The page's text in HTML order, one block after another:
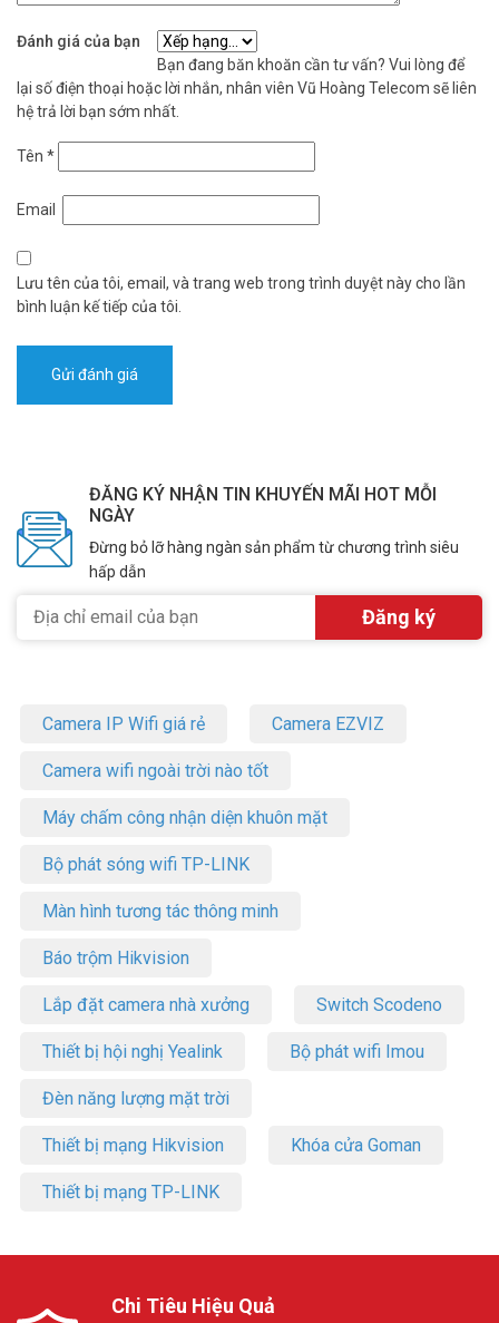
Đánh giá của bạn
Bạn đang băn khoăn cần tư vấn? Vui lòng để
lại số điện thoại hoặc lời nhắn, nhân viên Vũ Hoàng Telecom sẽ liên
hệ trả lời bạn sớm nhất.
Tên *
Email
Lưu tên của tôi, email, và trang web trong trình duyệt này cho lần
bình luận kế tiếp của tôi.
ĐĂNG KÝ NHẬN TIN KHUYẾN MÃI HOT MỖI
NGÀY
Đừng bỏ lỡ hàng ngàn sản phẩm từ chương trình siêu
hấp dẫn
Camera IP Wifi giá rẻ Camera EZVIZ
Camera wifi ngoài trời nào tốt
Máy chấm công nhận diện khuôn mặt
Bộ phát sóng wifi TP-LINK
Màn hình tương tác thông minh
Báo trộm Hikvision
Lắp đặt camera nhà xưởng Switch Scodeno
Thiết bị hội nghị Yealink Bộ phát wifi Imou
Đèn năng lượng mặt trời
Thiết bị mạng Hikvision Khóa cửa Goman
Thiết bị mạng TP-LINK
Chi Tiêu Hiệu Quả